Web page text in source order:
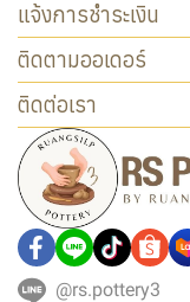
แจ้งการชำระเงิน
ติดตามออเดอร์
ติดต่อเรา
@rs.pottery3